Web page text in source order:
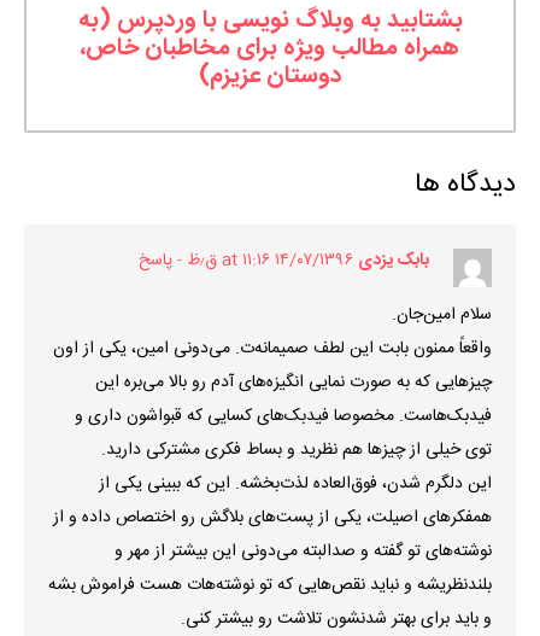
بشتابید به وبلاگ نویسی با وردپرس (به
همراه مطالب ویژه برای مخاطبان خاص،
دوستان عزیزم)
دیدگاه ها
بابک یزدی ۱۴/۰۷/۱۳۹۶ at ۱۱:۱۶ ق٫ظ
پاسخ
سلام امین‌جان.
واقعاً ممنون بابت این لطف صمیمانه‌ت. می‌دونی امین، یکی از اون
چیزهایی که به صورت نمایی انگیزه‌های آدم رو بالا می‌بره این
فیدبک‌هاست. مخصوصا فیدبک‌های کسایی که قبواشون داری و
توی خیلی از چیزها هم نظرید و بساط فکری مشترکی دارید.
این دلگرم شدن، فوق‌العاده لذت‌بخشه. این که ببینی یکی از
همفکرهای اصیلت، یکی از پست‌های بلاگش رو اختصاص داده و از
نوشته‌های تو گفته و صدالبته می‌دونی این بیشتر از مهر و
بلندنظریشه و نباید نقص‌هایی که تو نوشته‌هات هست فراموش بشه
و باید برای بهتر شدنشون تلاشت رو بیشتر کنی.